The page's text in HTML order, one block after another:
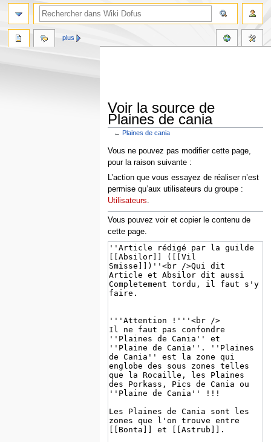
Voir la source de
Plaines de cania
←Plaines de cania
Aller
à
la
navigation
Aller
à
la
recherche
Vous ne pouvez pas modifier cette page,
pour la raison suivante :
L’action que vous essayez de réaliser n’est
permise qu’aux utilisateurs du groupe :
Utilisateurs.
Vous pouvez voir et copier le contenu de
cette page.
plus